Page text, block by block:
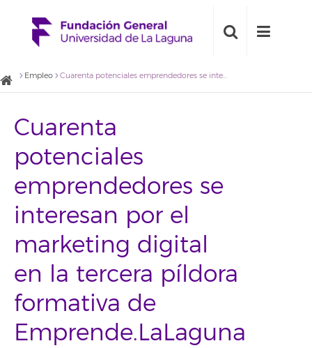
Empleo Cuarenta potenciales emprendedores se interesan por el marketing digital en la tercera píldora formativa de Emprende.LaLaguna
Cuarenta
potenciales
emprendedores se
interesan por el
marketing digital
en la tercera píldora
formativa de
Emprende.LaLaguna